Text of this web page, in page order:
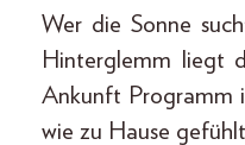
Wer die Sonne
Hinterglemm liegt
Ankunft Programm
wie zu Hause